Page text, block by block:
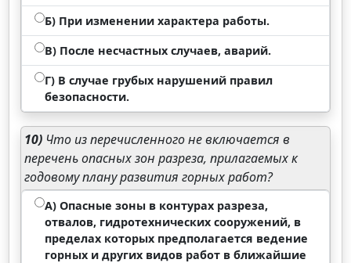
Б) При изменении характера работы.
В) После несчастных случаев, аварий.
Г) В случае грубых нарушений правил
безопасности.
10) Что из перечисленного не включается в
перечень опасных зон разреза, прилагаемых к
годовому плану развития горных работ?
А) Опасные зоны в контурах разреза,
отвалов, гидротехнических сооружений, в
пределах которых предполагается ведение
горных и других видов работ в ближайшие